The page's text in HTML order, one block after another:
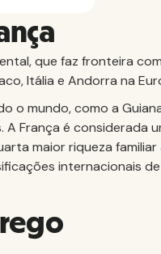
que faz fronteira
Itália e Andorra na
o mundo, como a
França é considerada
maior riqueza
internacionais